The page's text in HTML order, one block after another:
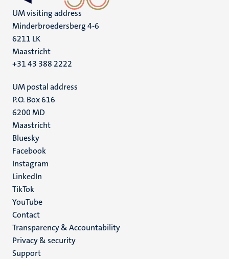
UM visiting address
Minderbroedersberg 4-6
6211 LK
Maastricht
+31 43 388 2222
UM postal address
P.O. Box 616
6200 MD
Maastricht
Social
media
Bluesky
Facebook
Instagram
LinkedIn
TikTok
YouTube
Menu
footer
(EN)
Contact
Transparency & Accountability
Privacy & security
Support